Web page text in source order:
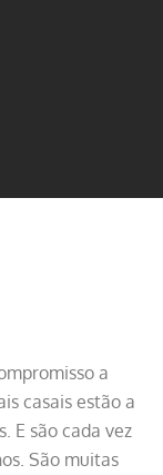
a
casais estão a
E são cada vez
São muitas